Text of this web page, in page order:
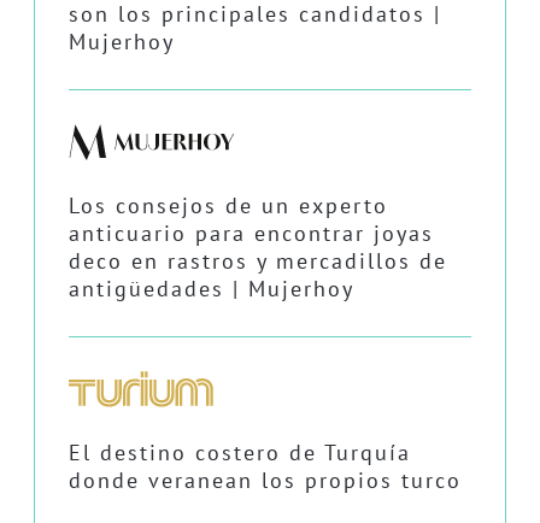
son los principales candidatos |
Mujerhoy
Los consejos de un experto
anticuario para encontrar joyas
deco en rastros y mercadillos de
antigüedades | Mujerhoy
El destino costero de Turquía
donde veranean los propios turco